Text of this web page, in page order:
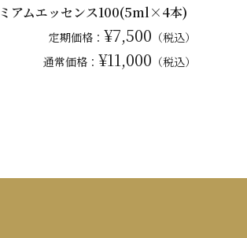
アムエッセンス100(5ml×4本)
定期価格： ¥7,500 （税込）
通常価格： ¥11,000 （税込）